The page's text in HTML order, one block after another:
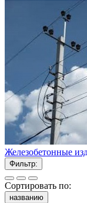
Железобетонные
Фильтр:
Сортировать по:
названию